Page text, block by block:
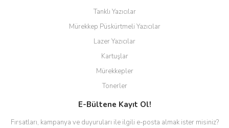
Tanklı Yazıcılar
Mürekkep Püskürtmeli Yazıcılar
Lazer Yazıcılar
Kartuşlar
Mürekkepler
Tonerler
E-Bültene Kayıt Ol!
Fırsatları, kampanya ve duyuruları ile ilgili e-posta almak ister misiniz?